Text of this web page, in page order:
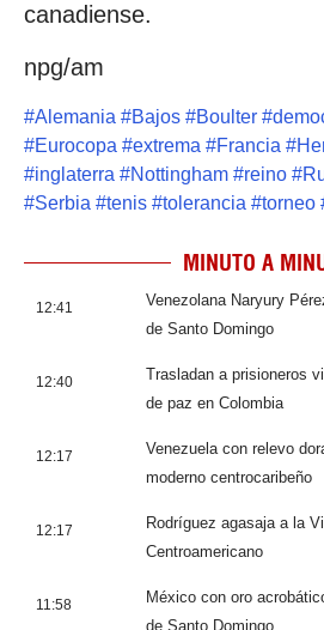
canadiense.
npg/am
#Alemania #Bajos #Boulter #
#Eurocopa #extrema #Francia #
#inglaterra #Nottingham #reino #
#Serbia #tenis #tolerancia #torneo
MINUTO A
12:41
Venezolana Naryury
de Santo Domingo
12:40
Trasladan a prisioneros
de paz en Colombia
12:17
Venezuela con relevo
moderno centrocaribeño
12:17
Rodríguez agasaja a la
Centroamericano
11:58
México con oro
de Santo Domingo